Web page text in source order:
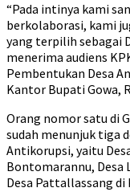
“Pada intinya kami
berkolaborasi, kami
yang terpilih sebagai
menerima audiens
Pembentukan Desa
Kantor Bupati Gowa,
Orang nomor satu di
sudah menunjuk tiga
Antikorupsi, yaitu
Bontomarannu, Desa
Desa Pattallassang